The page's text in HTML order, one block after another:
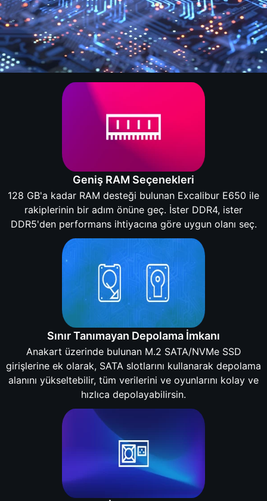
Geniş RAM Seçenekleri
128 GB'a kadar RAM desteği bulunan Excalibur E650 ile
rakiplerinin bir adım önüne geç. İster DDR4, ister
DDR5'den performans ihtiyacına göre uygun olanı seç.
Sınır Tanımayan Depolama İmkanı
Anakart üzerinde bulunan M.2 SATA/NVMe SSD
girişlerine ek olarak, SATA slotlarını kullanarak depolama
alanını yükseltebilir, tüm verilerini ve oyunlarını kolay ve
hızlıca depolayabilirsin.